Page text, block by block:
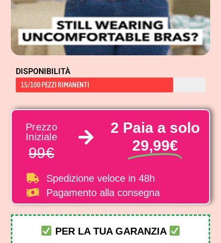
DISPONIBILITÀ
15/100 PEZZI RIMANENTI
Prezzo
Iniziale
99€
2 Paia a solo
29,99€
Spedizione veloce in 48h
Pagamento alla consegna
PER LA TUA GARANZIA